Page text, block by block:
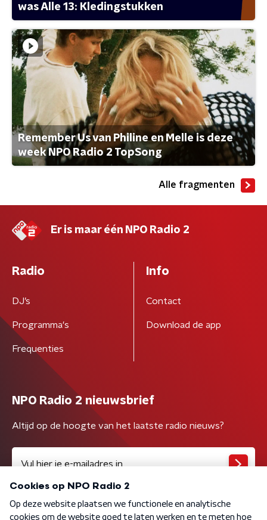
was Alle 13: Kledingstukken
Remember Us van Philine en Melle is deze
week NPO Radio 2 TopSong
Alle fragmenten
Er is maar één NPO Radio 2
Radio
DJ’s
Programma's
Frequenties
Info
Contact
Download de app
NPO Radio 2 nieuwsbrief
Altijd op de hoogte van het laatste radio nieuws?